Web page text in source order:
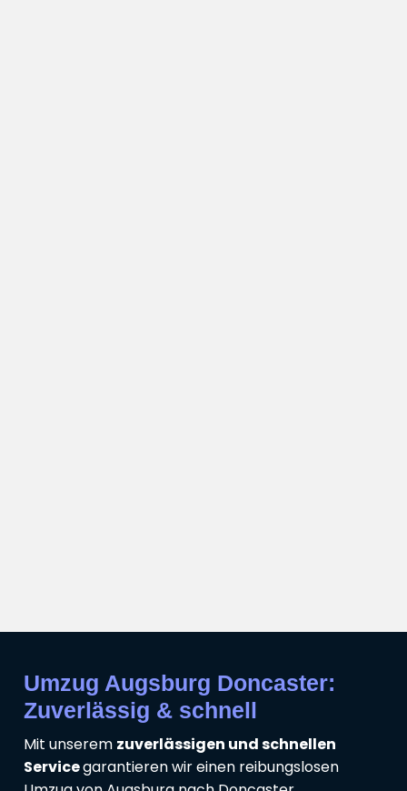
Umzug Augsburg Doncaster:
Zuverlässig & schnell
Mit unserem zuverlässigen und schnellen
Servicegarantieren wir einen reibungslosen